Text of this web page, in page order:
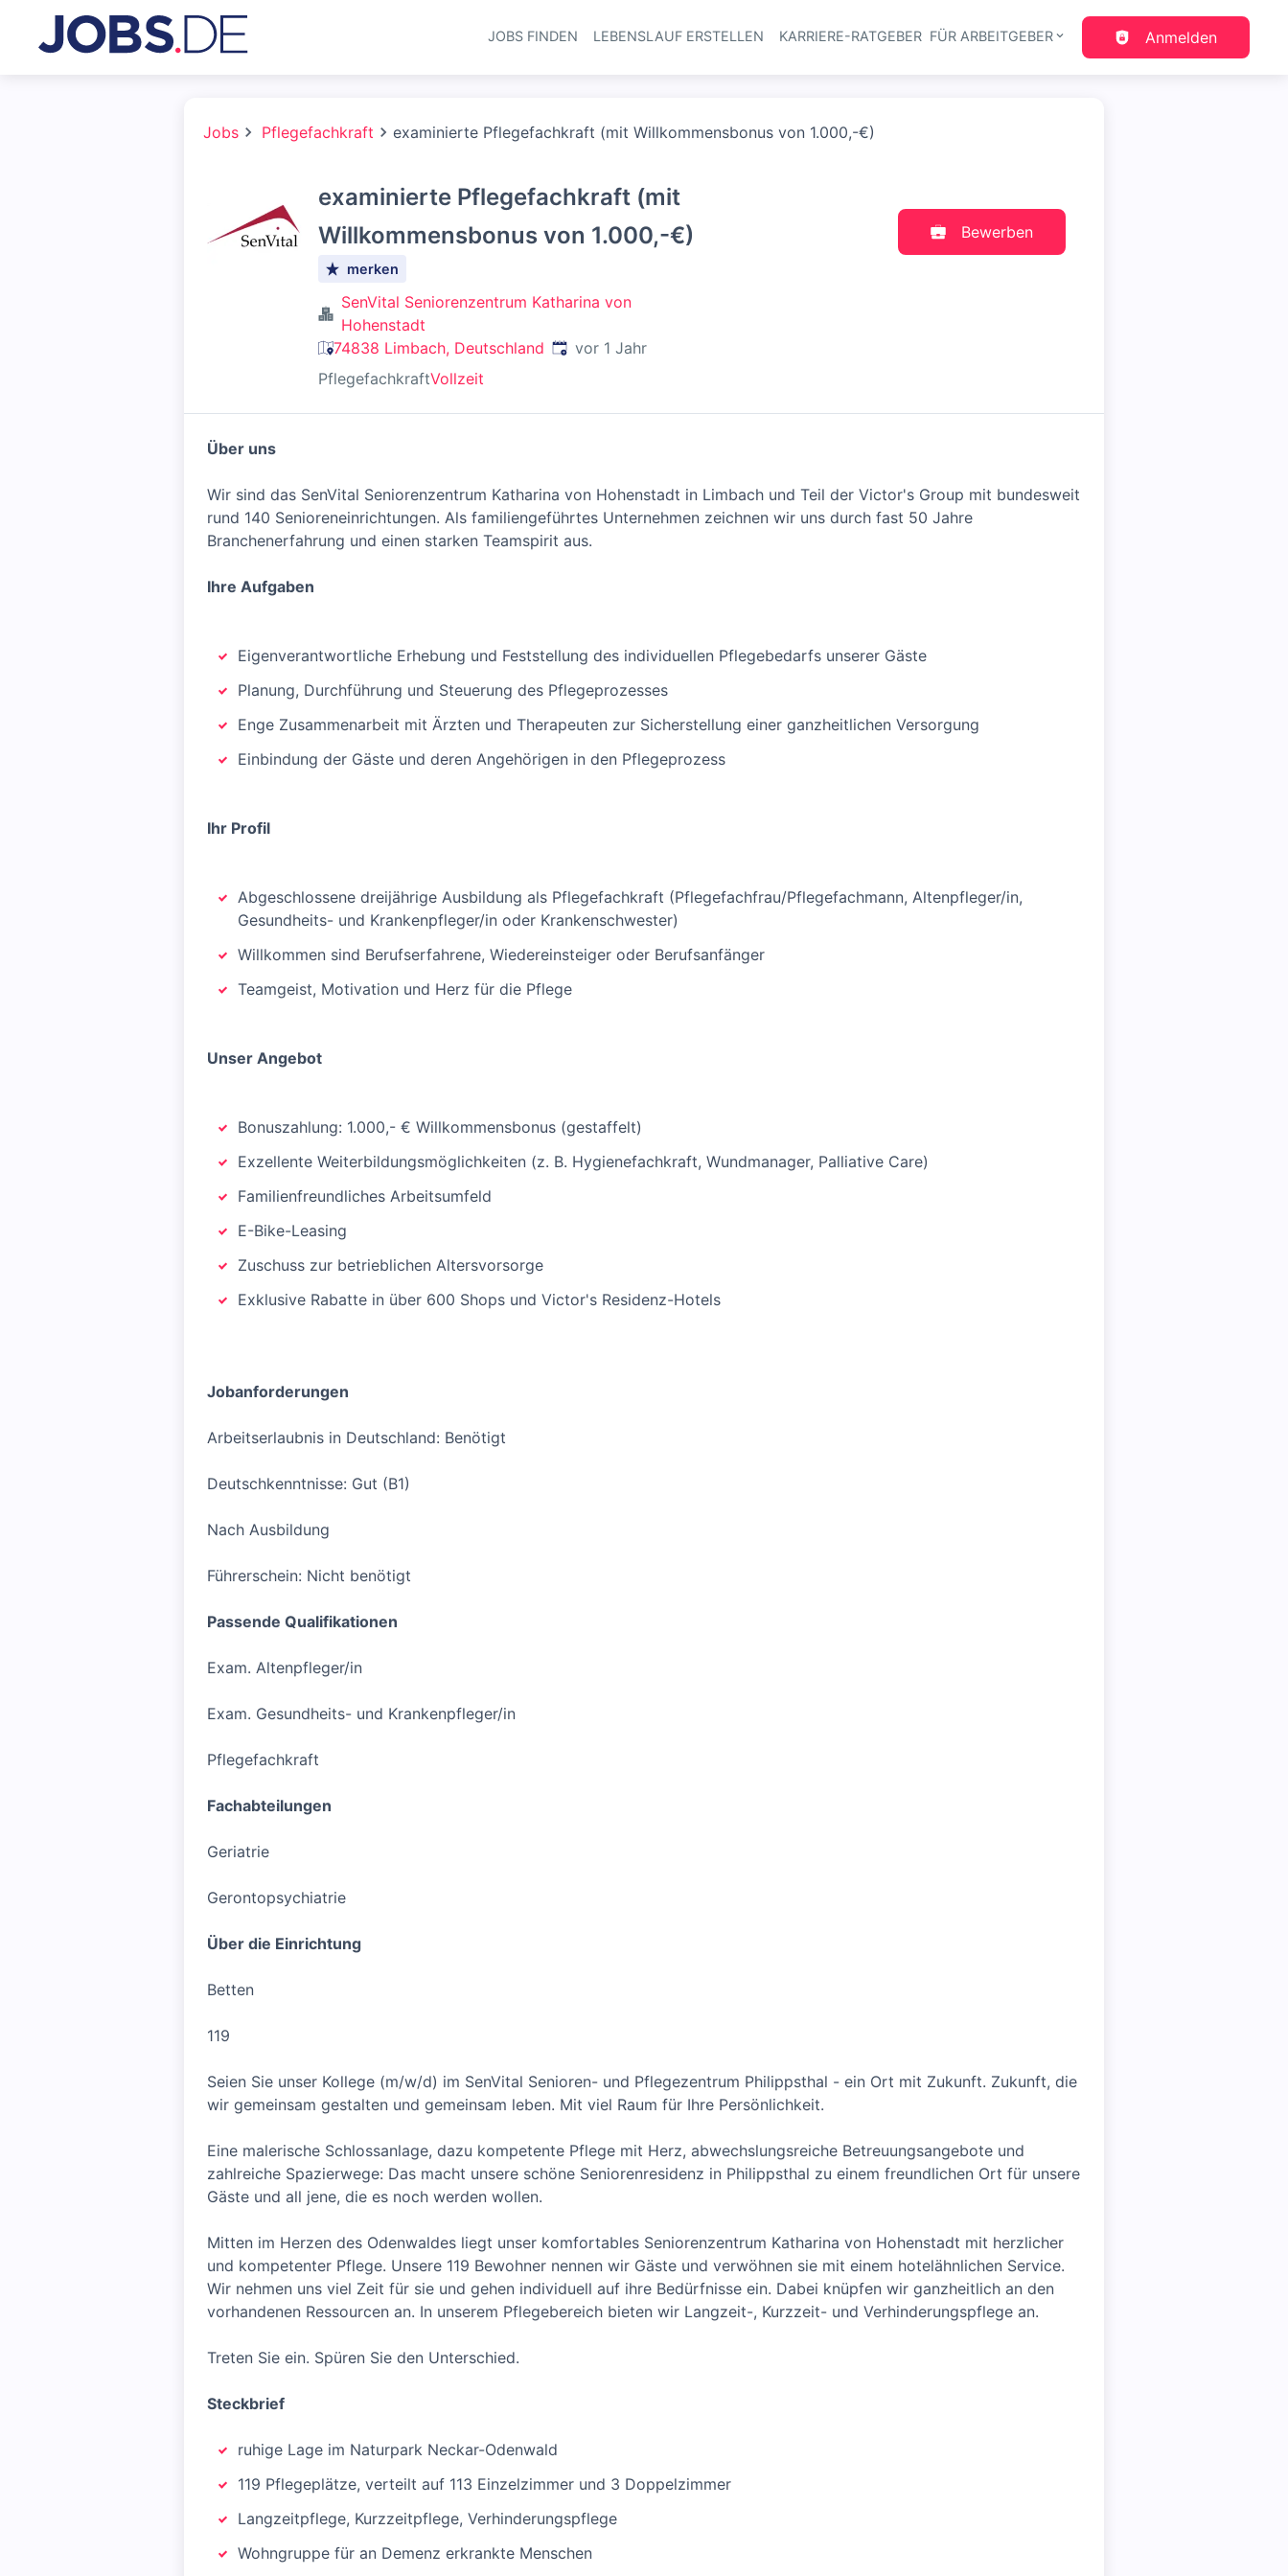
Haupt-Navigation
JOBS FINDEN LEBENSLAUF ERSTELLEN KARRIERE-RATGEBER FÜR ARBEITGEBER Anmelden
Jobs Pflegefachkraft examinierte Pflegefachkraft (mit Willkommensbonus von 1.000,-€)
examinierte Pflegefachkraft (mit
Willkommensbonus von 1.000,-€)
merken
SenVital Seniorenzentrum Katharina von
Hohenstadt
74838 Limbach, Deutschland Veröffentlicht
vor 1 Jahr
PflegefachkraftVollzeit
Bewerben
Über uns
Wir sind das SenVital Seniorenzentrum Katharina von Hohenstadt in Limbach und Teil der Victor's Group mit bundesweit
rund 140 Senioreneinrichtungen. Als familiengeführtes Unternehmen zeichnen wir uns durch fast 50 Jahre
Branchenerfahrung und einen starken Teamspirit aus.
Ihre Aufgaben
Eigenverantwortliche Erhebung und Feststellung des individuellen Pflegebedarfs unserer Gäste
Planung, Durchführung und Steuerung des Pflegeprozesses
Enge Zusammenarbeit mit Ärzten und Therapeuten zur Sicherstellung einer ganzheitlichen Versorgung
Einbindung der Gäste und deren Angehörigen in den Pflegeprozess
Ihr Profil
Abgeschlossene dreijährige Ausbildung als Pflegefachkraft (Pflegefachfrau/Pflegefachmann, Altenpfleger/in,
Gesundheits- und Krankenpfleger/in oder Krankenschwester)
Willkommen sind Berufserfahrene, Wiedereinsteiger oder Berufsanfänger
Teamgeist, Motivation und Herz für die Pflege
Unser Angebot
Bonuszahlung: 1.000,- € Willkommensbonus (gestaffelt)
Exzellente Weiterbildungsmöglichkeiten (z. B. Hygienefachkraft, Wundmanager, Palliative Care)
Familienfreundliches Arbeitsumfeld
E-Bike-Leasing
Zuschuss zur betrieblichen Altersvorsorge
Exklusive Rabatte in über 600 Shops und Victor's Residenz-Hotels
Jobanforderungen
Arbeitserlaubnis in Deutschland: Benötigt
Deutschkenntnisse: Gut (B1)
Nach Ausbildung
Führerschein: Nicht benötigt
Passende Qualifikationen
Exam. Altenpfleger/in
Exam. Gesundheits- und Krankenpfleger/in
Pflegefachkraft
Fachabteilungen
Geriatrie
Gerontopsychiatrie
Über die Einrichtung
Betten
119
Seien Sie unser Kollege (m/w/d) im SenVital Senioren- und Pflegezentrum Philippsthal - ein Ort mit Zukunft. Zukunft, die
wir gemeinsam gestalten und gemeinsam leben. Mit viel Raum für Ihre Persönlichkeit.
Eine malerische Schlossanlage, dazu kompetente Pflege mit Herz, abwechslungsreiche Betreuungsangebote und
zahlreiche Spazierwege: Das macht unsere schöne Seniorenresidenz in Philippsthal zu einem freundlichen Ort für unsere
Gäste und all jene, die es noch werden wollen.
Mitten im Herzen des Odenwaldes liegt unser komfortables Seniorenzentrum Katharina von Hohenstadt mit herzlicher
und kompetenter Pflege. Unsere 119 Bewohner nennen wir Gäste und verwöhnen sie mit einem hotelähnlichen Service.
Wir nehmen uns viel Zeit für sie und gehen individuell auf ihre Bedürfnisse ein. Dabei knüpfen wir ganzheitlich an den
vorhandenen Ressourcen an. In unserem Pflegebereich bieten wir Langzeit-, Kurzzeit- und Verhinderungspflege an.
Treten Sie ein. Spüren Sie den Unterschied.
Steckbrief
ruhige Lage im Naturpark Neckar-Odenwald
119 Pflegeplätze, verteilt auf 113 Einzelzimmer und 3 Doppelzimmer
Langzeitpflege, Kurzzeitpflege, Verhinderungspflege
Wohngruppe für an Demenz erkrankte Menschen